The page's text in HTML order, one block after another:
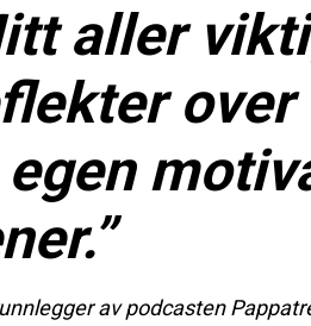
aller
egen
av podcasten